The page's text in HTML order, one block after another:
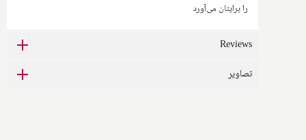
را برایتان می‌آورد
Reviews
تصاویر